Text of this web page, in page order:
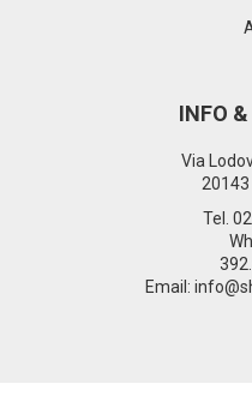
INFO
Via
20143
Tel.
Email: